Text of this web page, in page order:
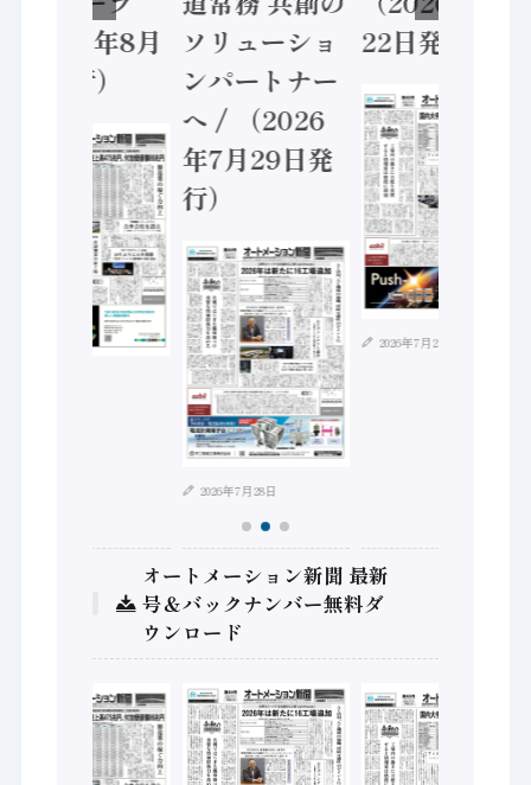
（2026年8月
5日発行）
ソリューショ
ンパートナー
へ / （2026
年7月29日発
行）
2026年7月28日
22日発行）
2026年7月21日
オートメーション新聞 最新
号＆バックナンバー無料ダ
ウンロード